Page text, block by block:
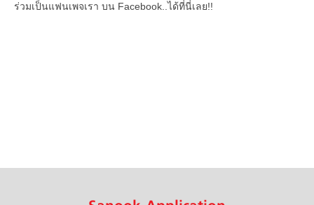
ร่วมเป็นแฟนเพจเรา บน Facebook..ได้ที่นี่เลย!!